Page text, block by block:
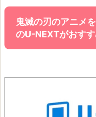
鬼滅の刃のアニメ
のU-NEXTがおす